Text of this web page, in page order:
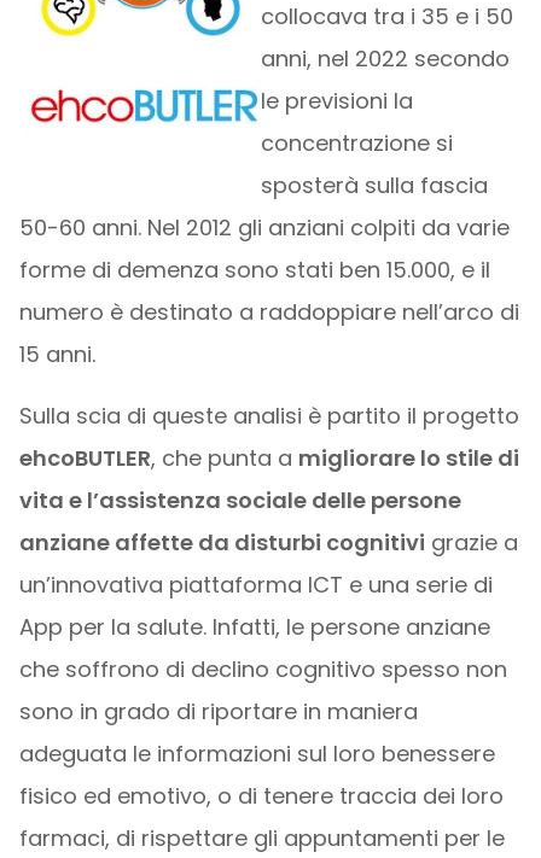
collocava tra i 35 e i 50
anni, nel 2022 secondo
le previsioni la
concentrazione si
sposterà sulla fascia
50-60 anni. Nel 2012 gli anziani colpiti da varie
forme di demenza sono stati ben 15.000, e il
numero è destinato a raddoppiare nell’arco di
15 anni.
Sulla scia di queste analisi è partito il progetto
ehcoBUTLER, che punta a migliorare lo stile di
vita e l’assistenza sociale delle persone
anziane affette da disturbi cognitivi grazie a
un’innovativa piattaforma ICT e una serie di
App per la salute. Infatti, le persone anziane
che soffrono di declino cognitivo spesso non
sono in grado di riportare in maniera
adeguata le informazioni sul loro benessere
fisico ed emotivo, o di tenere traccia dei loro
farmaci, di rispettare gli appuntamenti per le